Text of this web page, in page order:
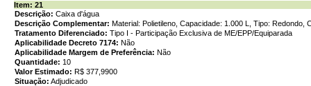
Item: 21
Descrição: Caixa d'água
Descrição Complementar: Material: Polietileno, Capacidade: 1.000 L, Tipo: Redondo,
Tratamento Diferenciado: Tipo I - Participação Exclusiva de ME/EPP/Equiparada
Aplicabilidade Decreto 7174: Não
Aplicabilidade Margem de Preferência: Não
Quantidade: 10
Valor Estimado: R$ 377,9900
Situação: Adjudicado